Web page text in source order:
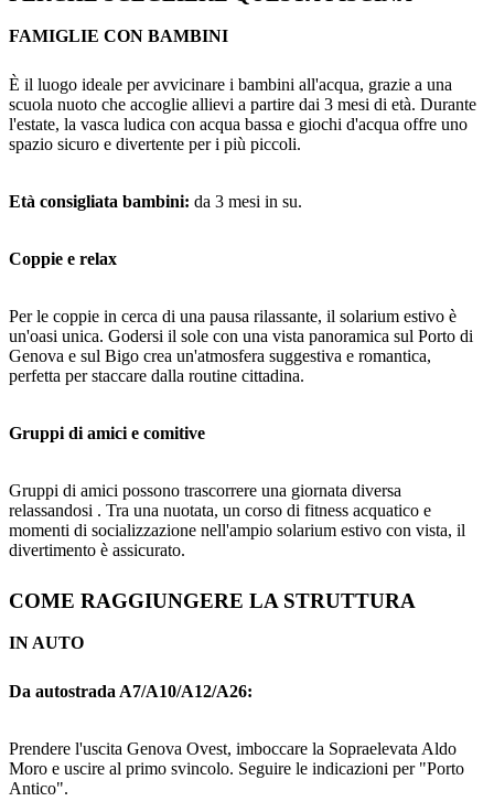
FAMIGLIE CON BAMBINI
È il luogo ideale per avvicinare i bambini all'acqua, grazie a una
scuola nuoto che accoglie allievi a partire dai 3 mesi di età. Durante
l'estate, la vasca ludica con acqua bassa e giochi d'acqua offre uno
spazio sicuro e divertente per i più piccoli.
Età consigliata bambini: da 3 mesi in su.
Coppie e relax
Per le coppie in cerca di una pausa rilassante, il solarium estivo è
un'oasi unica. Godersi il sole con una vista panoramica sul Porto di
Genova e sul Bigo crea un'atmosfera suggestiva e romantica,
perfetta per staccare dalla routine cittadina.
Gruppi di amici e comitive
Gruppi di amici possono trascorrere una giornata diversa
relassandosi . Tra una nuotata, un corso di fitness acquatico e
momenti di socializzazione nell'ampio solarium estivo con vista, il
divertimento è assicurato.
COME RAGGIUNGERE LA STRUTTURA
IN AUTO
Da autostrada A7/A10/A12/A26:
Prendere l'uscita Genova Ovest, imboccare la Sopraelevata Aldo
Moro e uscire al primo svincolo. Seguire le indicazioni per "Porto
Antico".